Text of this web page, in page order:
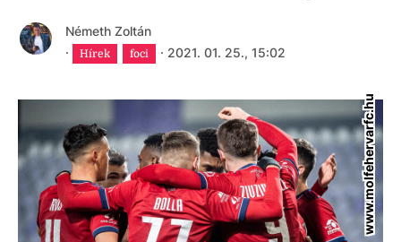
Németh Zoltán
·
Hírek foci · 2021. 01. 25., 15:02
www.molfehervarfc.hu